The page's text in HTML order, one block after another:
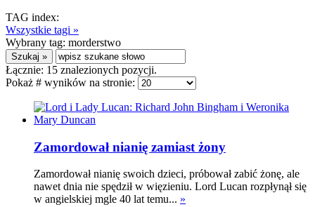
TAG index:
Wszystkie tagi »
Wybrany tag: morderstwo
Łącznie: 15 znalezionych pozycji.
Pokaż # wyników na stronie:
Zamordował nianię zamiast żony
Zamordował nianię swoich dzieci, próbował zabić żonę, ale
nawet dnia nie spędził w więzieniu. Lord Lucan rozpłynął się
w angielskiej mgle 40 lat temu... »